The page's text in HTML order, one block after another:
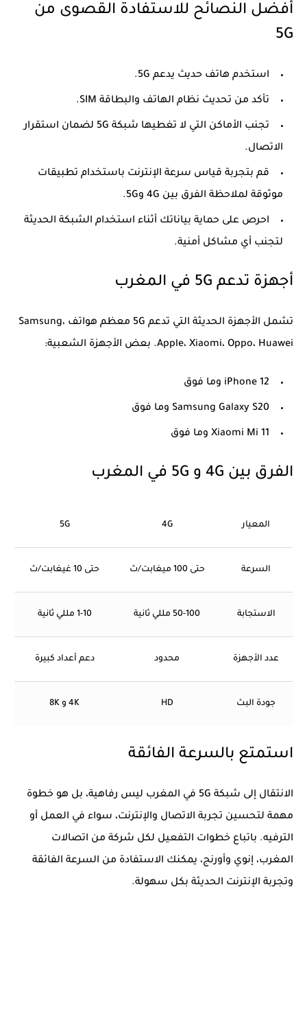
أفضل النصائح للاستفادة القصوى من
5G
استخدم هاتف حديث يدعم 5G.
تأكد من تحديث نظام الهاتف والبطاقة SIM.
تجنب الأماكن التي لا تغطيها شبكة 5G لضمان استقرار
الاتصال.
قم بتجربة قياس سرعة الإنترنت باستخدام تطبيقات
موثوقة لملاحظة الفرق بين 4G و5G.
احرص على حماية بياناتك أثناء استخدام الشبكة الحديثة
لتجنب أي مشاكل أمنية.
أجهزة تدعم 5G في المغرب
تشمل الأجهزة الحديثة التي تدعم 5G معظم هواتف
Samsung،
Apple، Xiaomi، Oppo، Huawei. بعض الأجهزة الشعبية:
iPhone 12 وما فوق
Samsung Galaxy S20 وما فوق
Xiaomi Mi 11 وما فوق
الفرق بين 4G و 5G في المغرب
المعيار 4G
5G
السرعة حتى 100 ميغابت/ث حتى 10 غيغابت/ث
الاستجابة 50-100 مللي ثانية 1-10 مللي ثانية
عدد الأجهزة محدود دعم أعداد كبيرة
جودة البث HD 4K و 8K
استمتع بالسرعة الفائقة
الانتقال إلى شبكة 5G في المغرب
ليس رفاهية، بل هو خطوة
مهمة لتحسين تجربة الاتصال والإنترنت، سواء في العمل أو
الترفيه. باتباع خطوات التفعيل لكل شركة من اتصالات
المغرب، إنوي وأورنج، يمكنك الاستفادة من السرعة الفائقة
وتجربة الإنترنت الحديثة بكل سهولة.